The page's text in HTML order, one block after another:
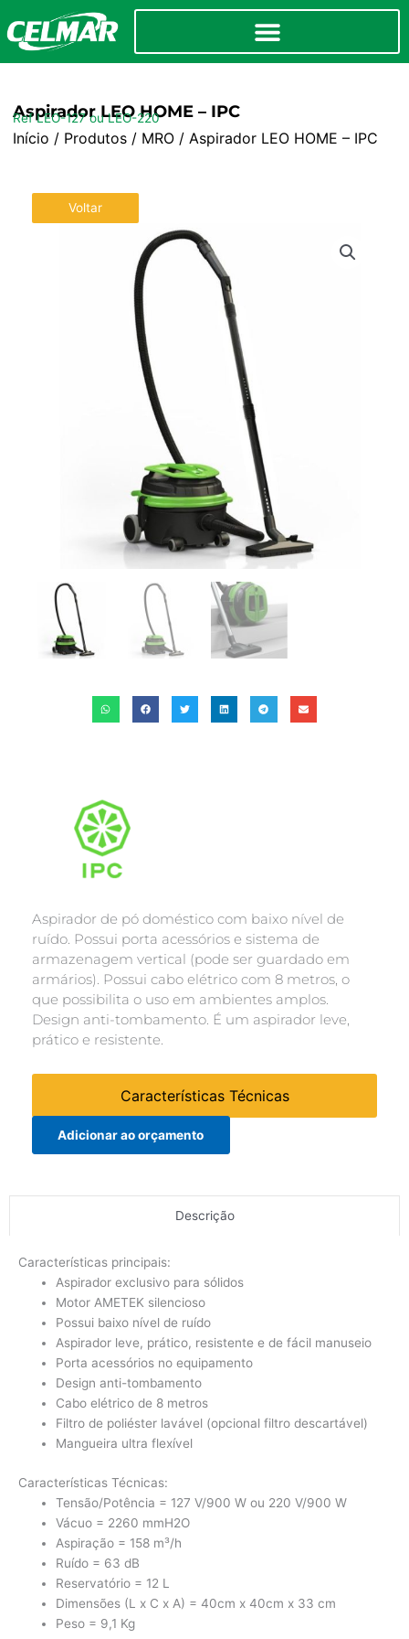
Aspirador LEO HOME – IPC
Ref LEO-127 ou LEO-220
Início / Produtos/ MRO/ Aspirador LEO HOME – IPC
Voltar
Aspirador de pó doméstico com baixo nível de
ruído. Possui porta acessórios e sistema de
armazenagem vertical (pode ser guardado em
armários). Possui cabo elétrico com 8 metros, o
que possibilita o uso em ambientes amplos.
Design anti-tombamento. É um aspirador leve,
prático e resistente.
Características Técnicas
Adicionar ao orçamento
Descrição
Características principais:
Aspirador exclusivo para sólidos
Motor AMETEK silencioso
Possui baixo nível de ruído
Aspirador leve, prático, resistente e de fácil manuseio
Porta acessórios no equipamento
Design anti-tombamento
Cabo elétrico de 8 metros
Filtro de poliéster lavável (opcional filtro descartável)
Mangueira ultra flexível
Características Técnicas:
Tensão/Potência = 127 V/900 W ou 220 V/900 W
Vácuo = 2260 mmH2O
Aspiração = 158 m³/h
Ruído = 63 dB
Reservatório = 12 L
Dimensões (L x C x A) = 40cm x 40cm x 33 cm
Peso = 9,1 Kg